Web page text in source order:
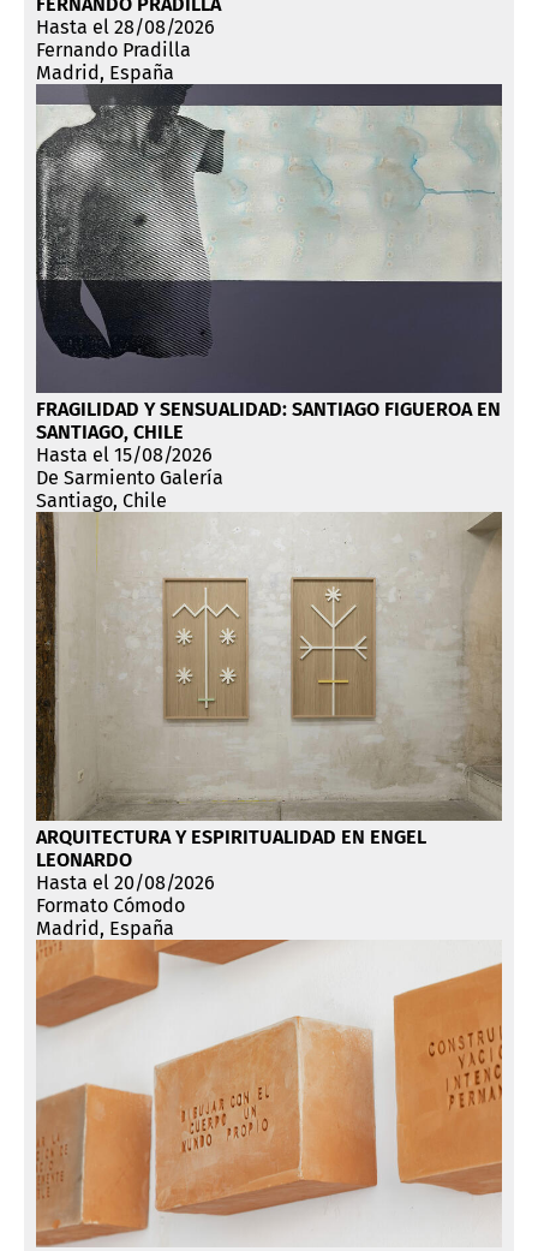
FERNANDO PRADILLA
Hasta el 28/08/2026
Fernando Pradilla
Madrid, España
FRAGILIDAD Y SENSUALIDAD: SANTIAGO FIGUEROA EN
SANTIAGO, CHILE
Hasta el 15/08/2026
De Sarmiento Galería
Santiago, Chile
ARQUITECTURA Y ESPIRITUALIDAD EN ENGEL
LEONARDO
Hasta el 20/08/2026
Formato Cómodo
Madrid, España